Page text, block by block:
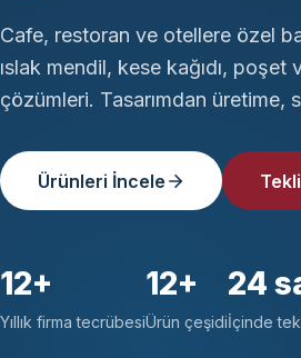
Cafe, restoran ve otellere özel
ıslak mendil, kese kağıdı, poşet
çözümleri. Tasarımdan üretime,
Ürünleri İncele
12+
Yıllık firma tecrübesi
12+
Ürün çeşidi
24
İçinde